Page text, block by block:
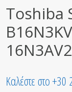
Toshiba
Καλέστε στο